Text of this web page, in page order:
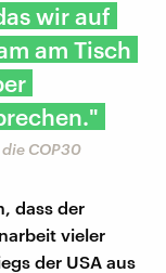
wir auf
am Tisch
COP30
dass der
vieler
der USA aus